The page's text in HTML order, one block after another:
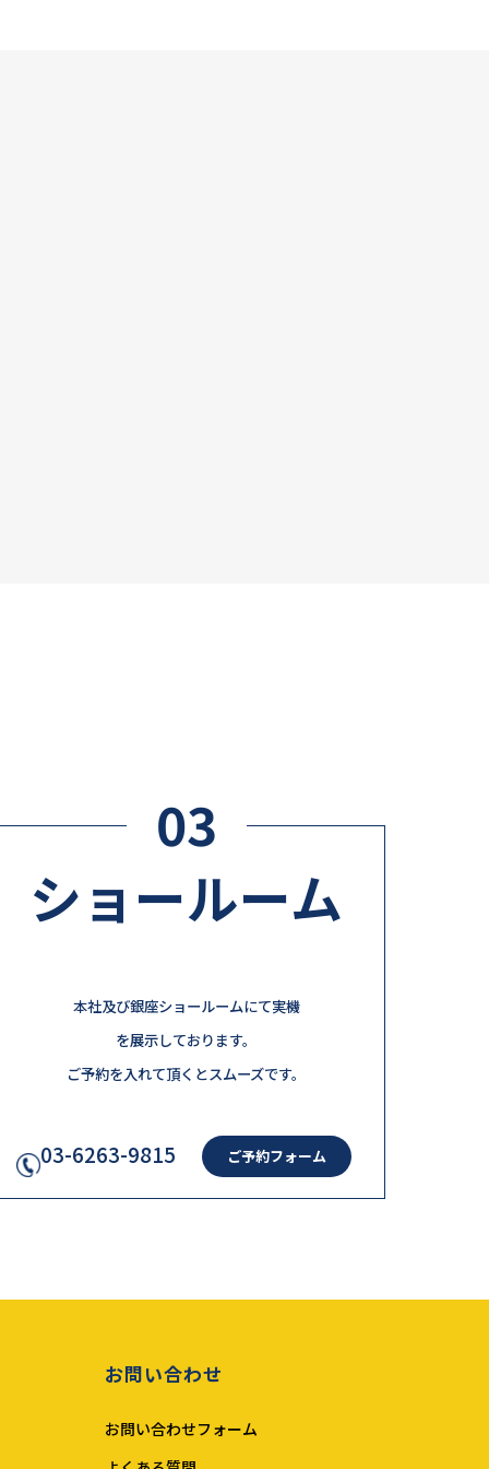
03
ショールーム
本社及び銀座ショールームにて実機
を展示しております。
ご予約を入れて頂くとスムーズです。
03-6263-9815 ご予約フォーム
お問い合わせ
お問い合わせフォーム